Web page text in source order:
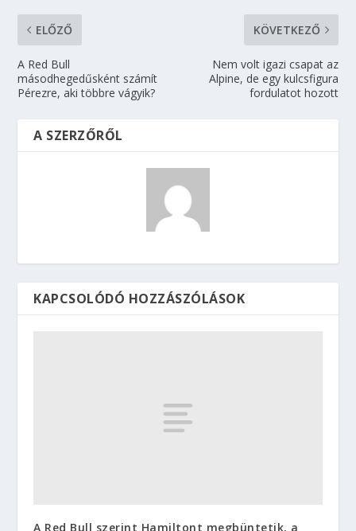
ELŐZŐ
A Red Bull
másodhegedűsként számít
Pérezre, aki többre vágyik?
KÖVETKEZŐ
Nem volt igazi csapat az
Alpine, de egy kulcsfigura
fordulatot hozott
A SZERZŐRŐL
KAPCSOLÓDÓ HOZZÁSZÓLÁSOK
A Red Bull szerint Hamiltont megbüntetik, a